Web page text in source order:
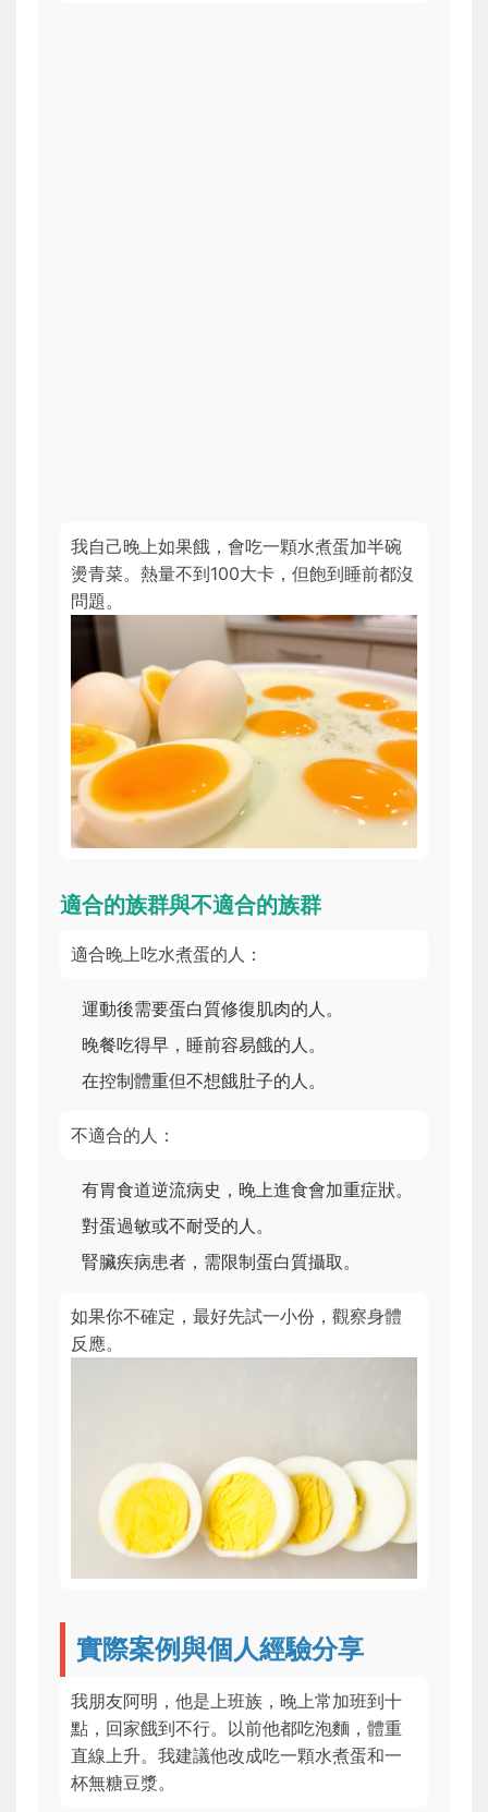
我自己晚上如果餓，會吃一顆水煮蛋加半碗
燙青菜。熱量不到100大卡，但飽到睡前都沒
問題。
適合的族群與不適合的族群
適合晚上吃水煮蛋的人：
運動後需要蛋白質修復肌肉的人。
晚餐吃得早，睡前容易餓的人。
在控制體重但不想餓肚子的人。
不適合的人：
有胃食道逆流病史，晚上進食會加重症狀。
對蛋過敏或不耐受的人。
腎臟疾病患者，需限制蛋白質攝取。
如果你不確定，最好先試一小份，觀察身體
反應。
實際案例與個人經驗分享
我朋友阿明，他是上班族，晚上常加班到十
點，回家餓到不行。以前他都吃泡麵，體重
直線上升。我建議他改成吃一顆水煮蛋和一
杯無糖豆漿。